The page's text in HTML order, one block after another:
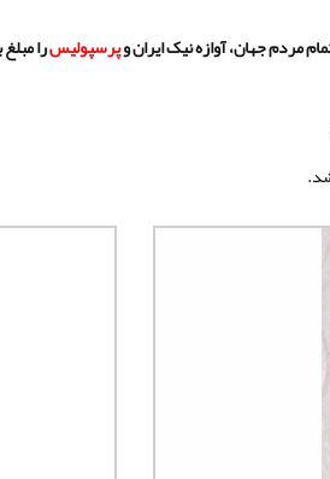
مردم جهان، آوازه نیک ایران وپرسپولیسرا